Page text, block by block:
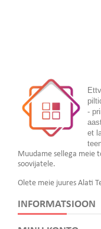
-
et
Muudame sellega meie
soovijatele.
Olete meie juures Alati
INFORMATSIOON